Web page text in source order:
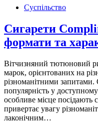
Суспільство
Сигарети
формати та
Вітчизняний тютюновий
марок, орієнтованих на
різноманітними запитами.
популярність у
особливе місце
привертає увагу
лаконічним…